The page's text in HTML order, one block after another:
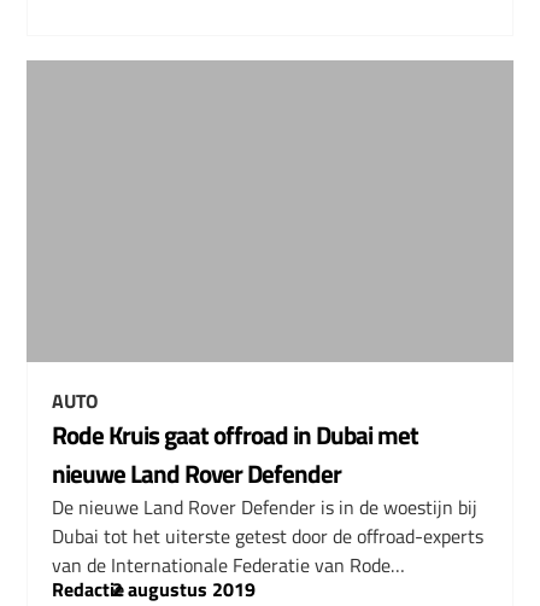
AUTO
Rode Kruis gaat offroad in Dubai met
nieuwe Land Rover Defender
De nieuwe Land Rover Defender is in de woestijn bij
Dubai tot het uiterste getest door de offroad-experts
van de Internationale Federatie van Rode…
Redactie
–
2 augustus 2019